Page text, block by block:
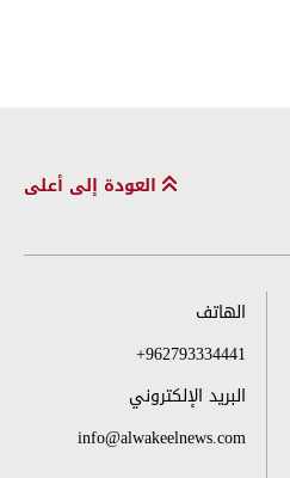
العودة إلى أعلى
الهاتف
+962793334441
البريد الإلكتروني
info@alwakeelnews.com